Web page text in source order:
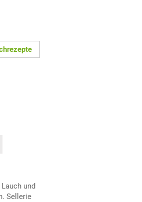
und
Sellerie